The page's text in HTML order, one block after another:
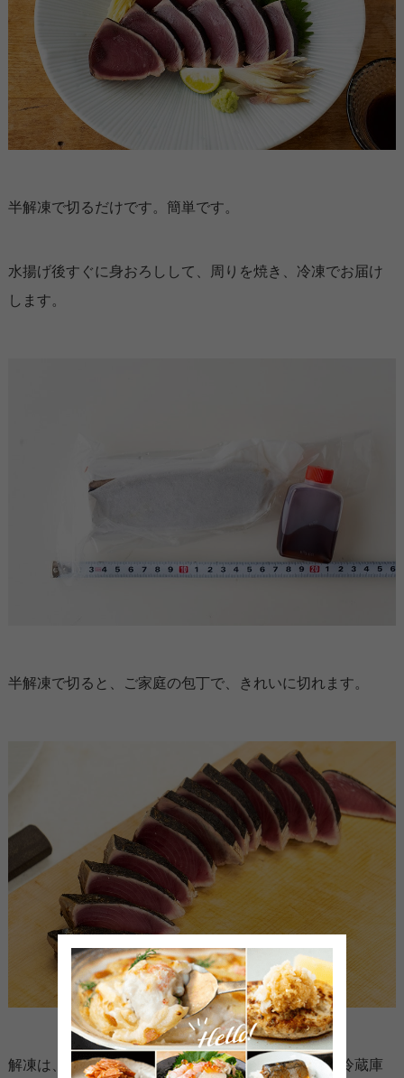
半解凍で切るだけです。簡単です。
水揚げ後すぐに身おろしして、周りを焼き、冷凍でお届け
します。
半解凍で切ると、ご家庭の包丁で、きれいに切れます。
解凍は、袋ごと１０分くらい水に浸けます。その後冷蔵庫